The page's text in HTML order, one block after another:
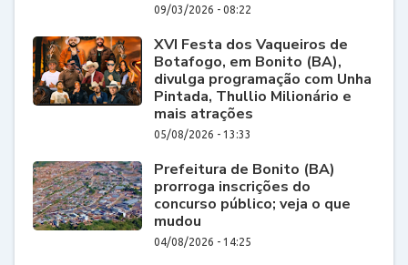
09/03/2026 - 08:22
XVI Festa dos Vaqueiros de
Botafogo, em Bonito (BA),
divulga programação com Unha
Pintada, Thullio Milionário e
mais atrações
05/08/2026 - 13:33
Prefeitura de Bonito (BA)
prorroga inscrições do
concurso público; veja o que
mudou
04/08/2026 - 14:25